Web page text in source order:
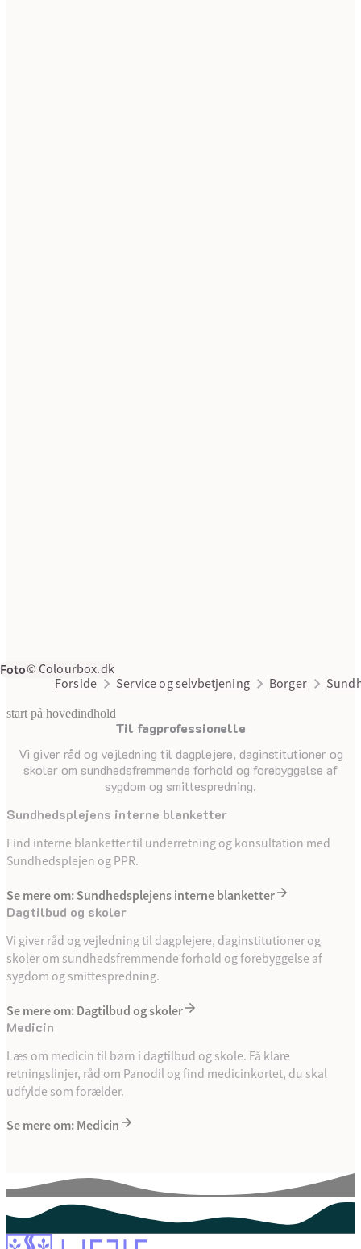
Foto© Colourbox.dk
Forside
Service og selvbetjening Borger
start på hovedindhold
Til ­fag­pro­fes­sio­nel­le
Vi giver råd og vejledning til dagplejere, daginstitutioner og
skoler om sundhedsfremmende forhold og forebyggelse af
sygdom og smittespredning.
senest opdateret 16. januar 2026
Sund­heds­plej­ens ­in­ter­ne ­blan­ket­ter
Find interne blanketter til underretning og konsultation med
Sundhedsplejen og PPR.
Se mere om: Sund­heds­plej­ens ­in­ter­ne ­blan­ket­ter
Dagtilbud og skoler
Vi giver råd og vejledning til dagplejere, daginstitutioner og
skoler om sundhedsfremmende forhold og forebyggelse af
sygdom og smittespredning.
Se mere om: Dagtilbud og skoler
Me­di­cin
Læs om medicin til børn i dagtilbud og skole. Få klare
retningslinjer, råd om Panodil og find medicinkortet, du skal
udfylde som forælder.
Se mere om: Me­di­cin